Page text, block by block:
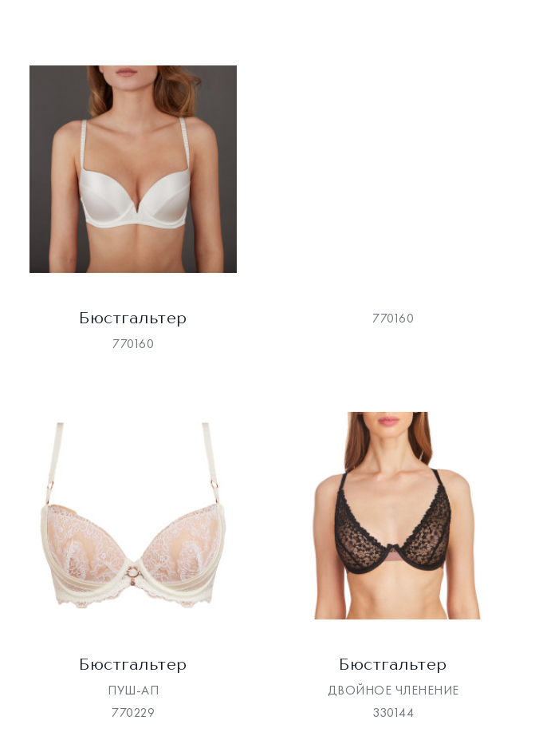
Бюстгальтер
770160
770160
Бюстгальтер
ПУШ-АП
770229
Бюстгальтер
ДВОЙНОЕ ЧЛЕНЕНИЕ
330144